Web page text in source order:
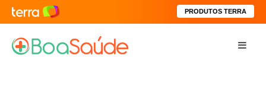
PRODUTOS TERRA